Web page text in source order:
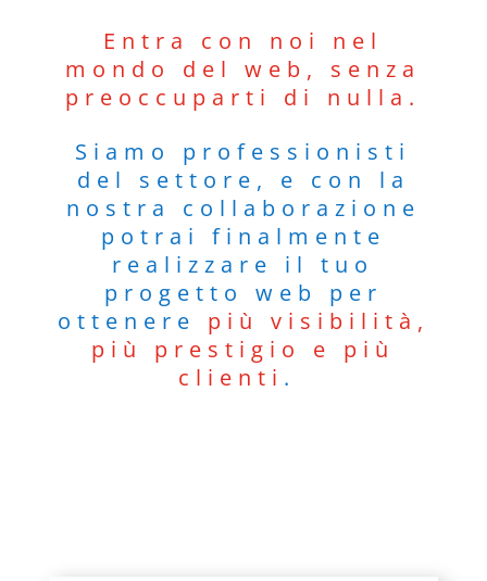
Entra con noi nel
mondo del web, senza
preoccuparti di nulla.
Siamo professionisti
del settore, e con la
nostra collaborazione
potrai finalmente
realizzare il tuo
progetto web per
ottenere più visibilità,
più prestigio e più
clienti .